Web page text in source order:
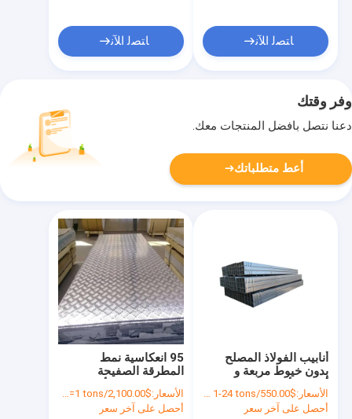
ﺎﺘﺼﻟ ﺍﻶﻧ ﺎﺘﺼﻟ ﺍﻶﻧ
وفر وقتك
دعنا نتصل بأفضل المنتجات معك.
أعط متطلباتك
95 انعكاسية نمط
المطرقة الصفيحة
المنسوجة من الألومنيوم
الصفيحة / الصفيحة
لتزيين المباني
الأسعار:$2,100.00/tons >=1 tons
أحصل على آخر سعر
أنابيب الفولاذ المصلح
بدون خيوط مربعة و
أنابيب لألياف الكربون
الأسعار:$550.00/tons 1-24 tons
أحصل على آخر سعر